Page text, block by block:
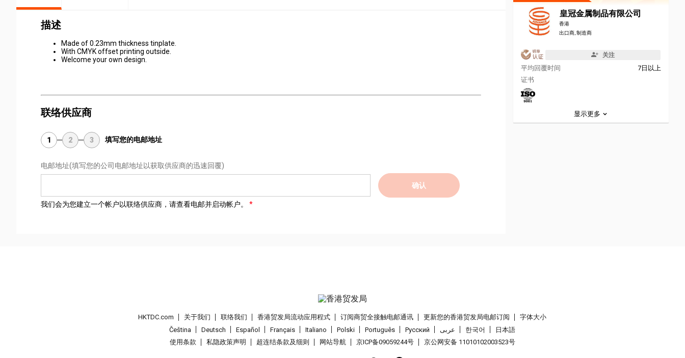
描述
Made of 0.23mm thickness tinplate.
With CMYK offset printing outside.
Welcome your own design.
联络供应商
1 2 3 填写您的电邮地址
电邮地址(填写您的公司电邮地址以获取供应商的迅速回覆)
确认
我们会为您建立一个帐户以联络供应商，请查看电邮并启动帐户。
皇冠金属制品有限公司
香港
出口商, 制造商
关注
平均回覆时间
7日以上
证书
显示更多
HKTDC.com 关于我们 联络我们 香港贸发局流动应用程式 订阅商贸全接触电邮通讯 更新您的香港贸发局电邮订阅
字体大小
Čeština
Deutsch Español Français Italiano Polski Português Pусский عربى 한국어
日本語
使用条款
私隐政策声明 超连结条款及细则 网站导航 京ICP备09059244号 京公网安备 11010102003523号